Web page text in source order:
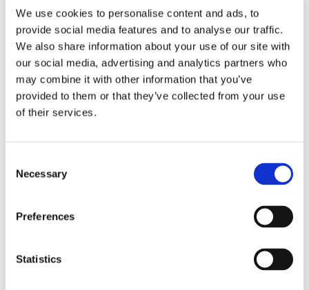
We use cookies to personalise content and ads, to
provide social media features and to analyse our traffic.
We also share information about your use of our site with
our social media, advertising and analytics partners who
may combine it with other information that you’ve
provided to them or that they’ve collected from your use
of their services.
Selection
Necessary
Preferences
Statistics
Eckerö tyngs av höga
bränslekostnader men
frakten fortsätter växa
Storaffären: Kongsberg